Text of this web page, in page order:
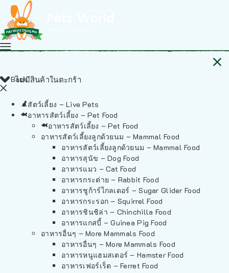
ไม่มีสินค้าในตะกร้า
Back
สัตว์เลี้ยง – Live Pets
อาหารสัตว์เลี้ยง – Pet Food
อาหารสัตว์เลี้ยง – Pet Food
อาหารสัตว์เลี้ยงลูกด้วยนม – Mammal Food
อาหารสัตว์เลี้ยงลูกด้วยนม – Mammal Food
อาหารสุนัข – Dog Food
อาหารแมว – Cat Food
อาหารกระต่าย – Rabbit Food
อาหารชูก้าร์ไกลเดอร์ – Sugar Glider Food
อาหารกระรอก – Squirrel Food
อาหารชินชิล่า – Chinchilla Food
อาหารแกสบี้ – Guinea Pig Food
อาหารอื่นๆ – More Mammals Food
อาหารอื่นๆ – More Mammals Food
อาหารหนูแฮมสเตอร์ – Hamster Food
อาหารเฟอร์เร็ต – Ferret Food